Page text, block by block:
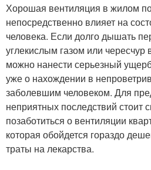
Хорошая вентиляция в жилом
непосредственно влияет на
человека. Если долго дышать
углекислым газом или
можно нанести серьезный
уже о нахождении в
заболевшим человеком. Для
неприятных последствий стоит
позаботиться о вентиляции
которая обойдется гораздо
траты на лекарства.